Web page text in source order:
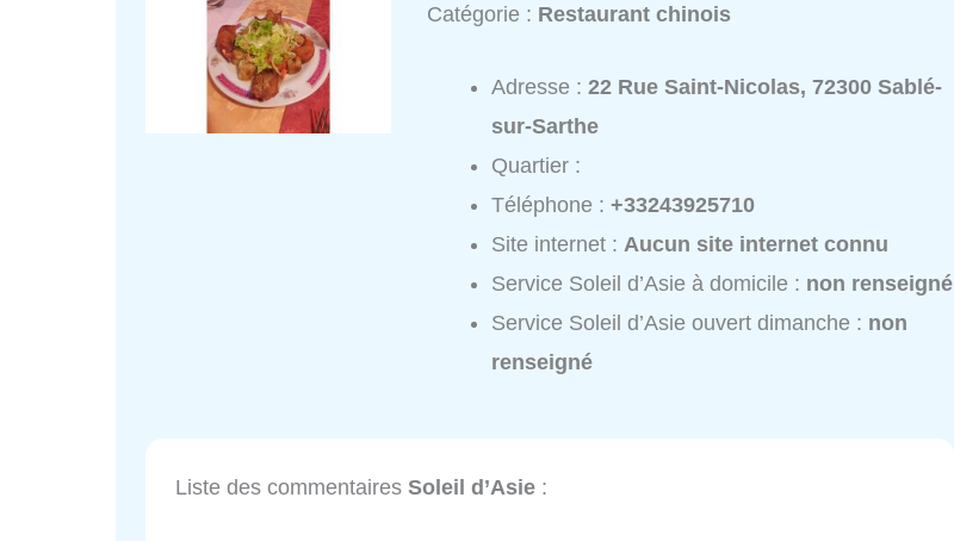
Catégorie : Restaurant chinois
Adresse :22 Rue Saint-Nicolas, 72300 Sablé-
sur-Sarthe
Quartier :
Téléphone :+33243925710
Site internet :Aucun site internet connu
Service Soleil d’Asie à domicile : non renseigné
Service Soleil d’Asie ouvert dimanche : non
renseigné
Liste des commentaires Soleil d’Asie :